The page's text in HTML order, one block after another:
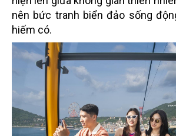
nên bức tranh biển đảo sống
hiếm có.